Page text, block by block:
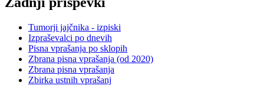
Tumorji jajčnika - izpiski
Izpraševalci po dnevih
Pisna vprašanja po sklopih
Zbrana pisna vprašanja (od 2020)
Zbrana pisna vprašanja
Zbirka ustnih vprašanj